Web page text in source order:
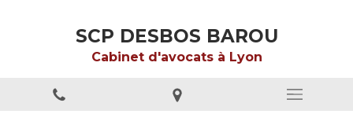
SCP DESBOS BAROU
Cabinet d'avocats à Lyon